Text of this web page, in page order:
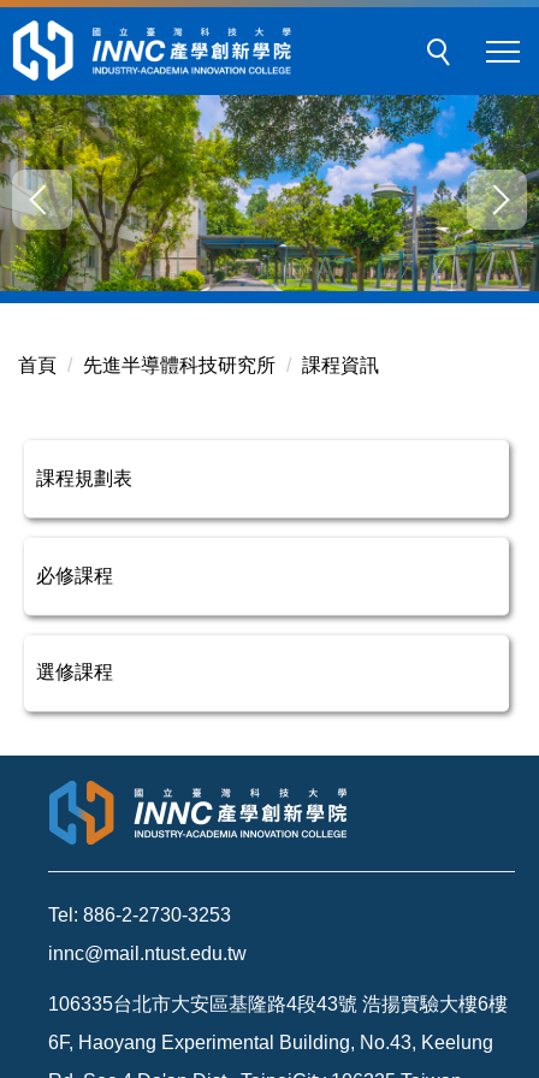
跳
主
要
內
容
區
塊
首頁 先進半導體科技研究所 課程資訊
課程規劃表
必修課程
選修課程
Tel: 886-2-2730-3253
innc@mail.ntust.edu.tw
106335台北市大安區基隆路4段43號 浩揚實驗大樓6樓
6F, Haoyang Experimental Building, No.43, Keelung